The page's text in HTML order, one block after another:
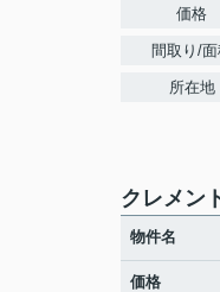
価格
間取り/
所在地
クレメン
物件名
価格